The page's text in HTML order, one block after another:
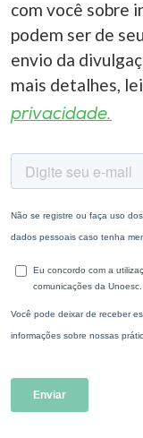
com você sobre
podem ser de
envio da
mais detalhes,
privacidade.